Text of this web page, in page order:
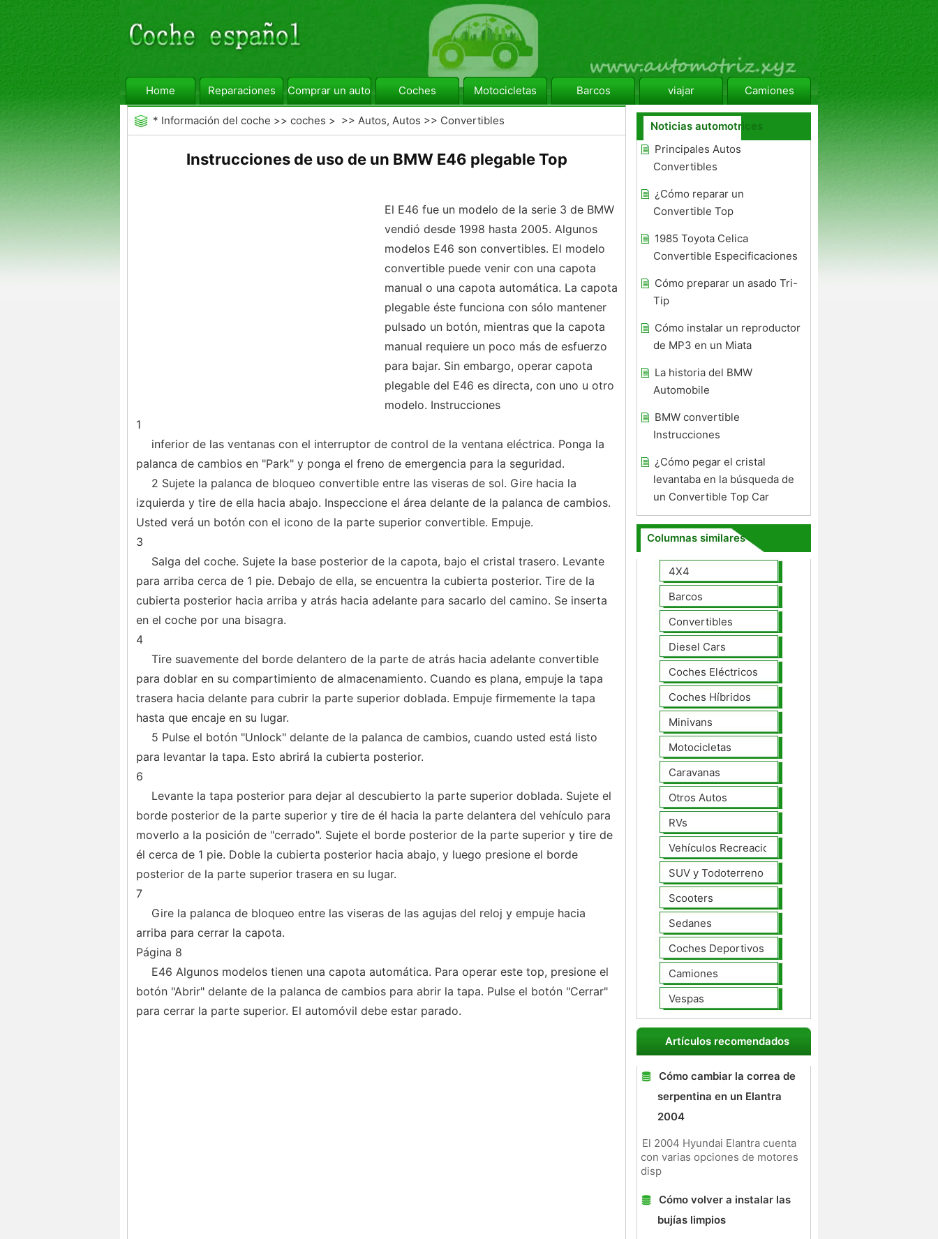
Home Reparaciones Comprar un automóvil Coches Motocicletas Barcos viajar Camiones
* Información del coche >> coches > >> Autos, Autos >> Convertibles
Instrucciones de uso de un BMW E46 plegable Top
El E46 fue un modelo de la serie 3 de BMW
vendió desde 1998 hasta 2005. Algunos
modelos E46 son convertibles. El modelo
convertible puede venir con una capota
manual o una capota automática. La capota
plegable éste funciona con sólo mantener
pulsado un botón, mientras que la capota
manual requiere un poco más de esfuerzo
para bajar. Sin embargo, operar capota
plegable del E46 es directa, con uno u otro
modelo. Instrucciones
1
inferior de las ventanas con el interruptor de control de la ventana eléctrica. Ponga la
palanca de cambios en "Park" y ponga el freno de emergencia para la seguridad.
2 Sujete la palanca de bloqueo convertible entre las viseras de sol. Gire hacia la
izquierda y tire de ella hacia abajo. Inspeccione el área delante de la palanca de cambios.
Usted verá un botón con el icono de la parte superior convertible. Empuje.
3
Salga del coche. Sujete la base posterior de la capota, bajo el cristal trasero. Levante
para arriba cerca de 1 pie. Debajo de ella, se encuentra la cubierta posterior. Tire de la
cubierta posterior hacia arriba y atrás hacia adelante para sacarlo del camino. Se inserta
en el coche por una bisagra.
4
Tire suavemente del borde delantero de la parte de atrás hacia adelante convertible
para doblar en su compartimiento de almacenamiento. Cuando es plana, empuje la tapa
trasera hacia delante para cubrir la parte superior doblada. Empuje firmemente la tapa
hasta que encaje en su lugar.
5 Pulse el botón "Unlock" delante de la palanca de cambios, cuando usted está listo
para levantar la tapa. Esto abrirá la cubierta posterior.
6
Levante la tapa posterior para dejar al descubierto la parte superior doblada. Sujete el
borde posterior de la parte superior y tire de él hacia la parte delantera del vehículo para
moverlo a la posición de "cerrado". Sujete el borde posterior de la parte superior y tire de
él cerca de 1 pie. Doble la cubierta posterior hacia abajo, y luego presione el borde
posterior de la parte superior trasera en su lugar.
7
Gire la palanca de bloqueo entre las viseras de las agujas del reloj y empuje hacia
arriba para cerrar la capota.
Página 8
E46 Algunos modelos tienen una capota automática. Para operar este top, presione el
botón "Abrir" delante de la palanca de cambios para abrir la tapa. Pulse el botón "Cerrar"
para cerrar la parte superior. El automóvil debe estar parado.
Noticias automotrices
Principales Autos
Convertibles
¿Cómo reparar un
Convertible Top
1985 Toyota Celica
Convertible Especificaciones
Cómo preparar un asado Tri-
Tip
Cómo instalar un reproductor
de MP3 en un Miata
La historia del BMW
Automobile
BMW convertible
Instrucciones
¿Cómo pegar el cristal
levantaba en la búsqueda de
un Convertible Top Car
Columnas similares
4X4
Barcos
Convertibles
Diesel Cars
Coches Eléctricos
Coches Híbridos
Minivans
Motocicletas
Caravanas
Otros Autos
RVs
Vehículos Recreacionales
SUV y Todoterreno
Scooters
Sedanes
Coches Deportivos
Camiones
Vespas
Artículos recomendados
Cómo cambiar la correa de
serpentina en un Elantra
2004
El 2004 Hyundai Elantra cuenta
con varias opciones de motores
disp
Cómo volver a instalar las
bujías limpios